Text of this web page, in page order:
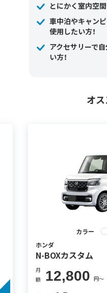
とにかく室内空
車中泊やキャン
使用したい方！
アクセサリーで
い方！
オ
カラー
ホンダ
N-BOXカスタム
月
額
12,800 円〜